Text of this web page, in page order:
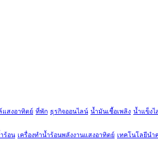
แสงอาทิตย์ ที่พัก ธุรกิจออนไลน์ น้ำมันเชื้อเพลิง น้ำแข็งไ
ร้อน เครื่องทำน้ำร้อนพลังงานแสงอาทิตย์ เทคโนโลยีนำ